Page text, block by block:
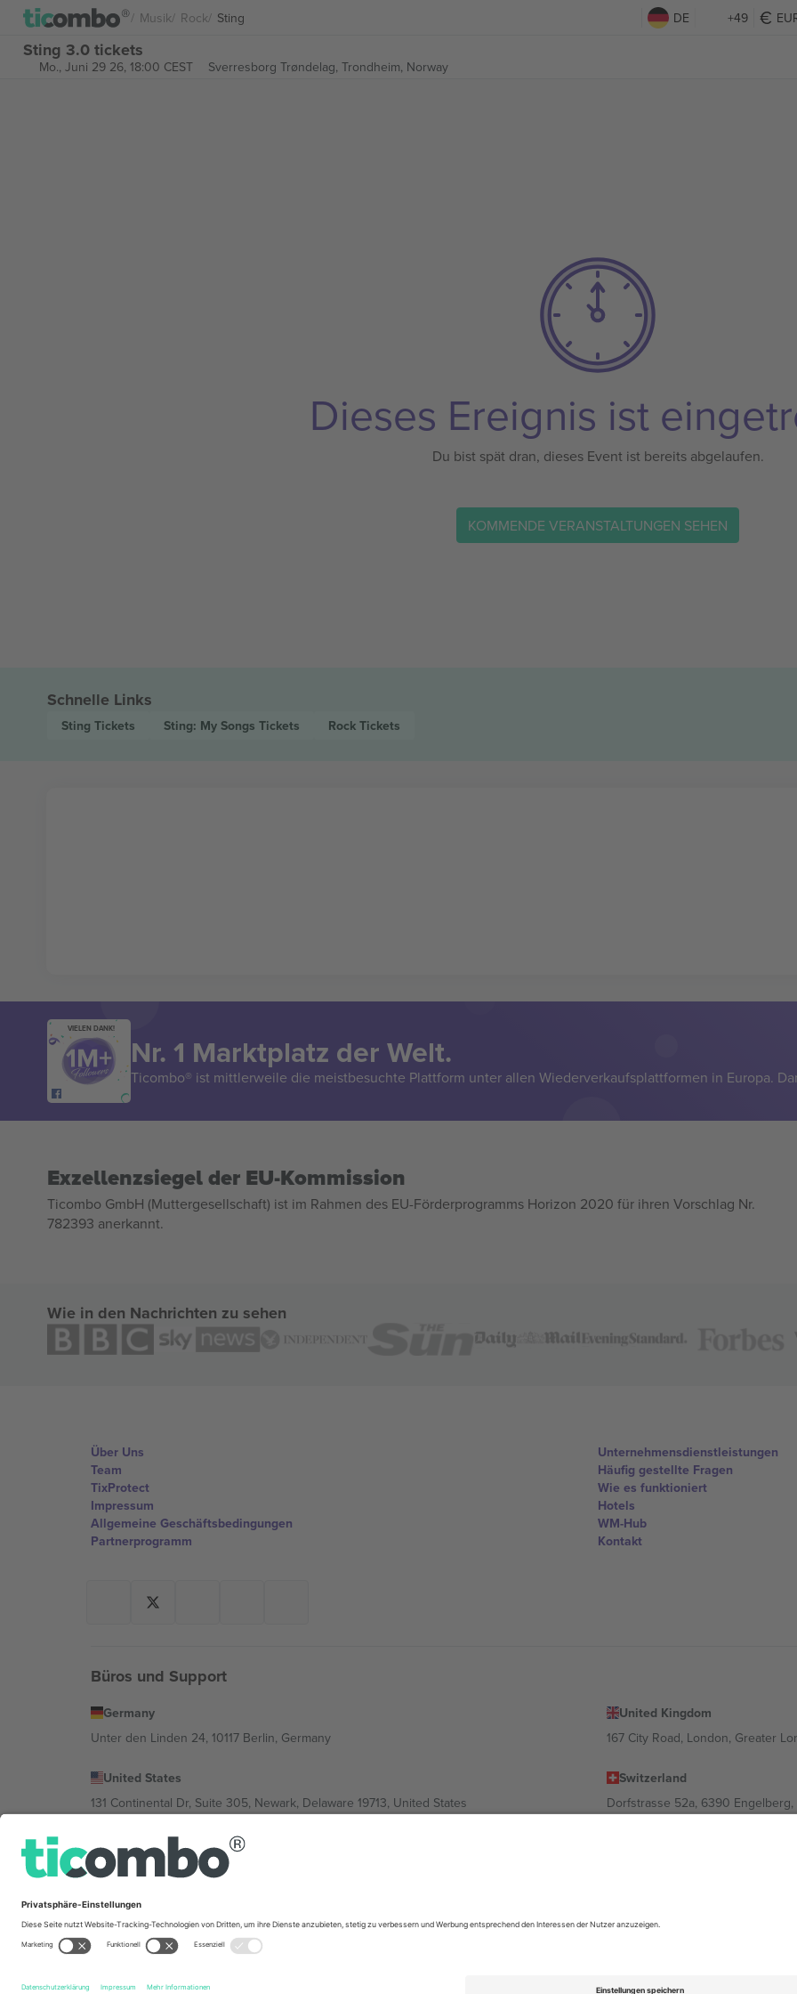
Musik Rock Sting DE +49
Sting 3.0 tickets
Mo., Juni 29 26, 18:00 CEST Sverresborg Trøndelag, Trondheim, Norway
Dieses Ereignis ist
Du bist spät dran, dieses Event ist bereits abgelaufen.
KOMMENDE VERANSTALTUNGEN SEHEN
Schnelle Links
Sting Tickets Sting: My Songs Tickets Rock Tickets
VIELEN DANK!
Nr. 1 Marktplatz der Welt.
Ticombo® ist mittlerweile die meistbesuchte Plattform unter allen Wiederverkaufsplattformen in Europa.
Exzellenzsiegel der EU-Kommission
Ticombo GmbH (Muttergesellschaft) ist im Rahmen des EU-Förderprogramms Horizon 2020 für ihren Vorschlag Nr.
782393 anerkannt.
Wie in den Nachrichten zu sehen
Über Uns
Team
TixProtect
Impressum
Allgemeine Geschäftsbedingungen
Partnerprogramm
Unternehmensdienstleistungen
Häufig gestellte Fragen
Wie es funktioniert
Hotels
WM-Hub
Kontakt
Büros und Support
Germany
Unter den Linden 24, 10117 Berlin, Germany
United Kingdom
167 City Road, London, Greater
United States
131 Continental Dr, Suite 305, Newark, Delaware 19713, United States
Switzerland
Dorfstrasse 52a, 6390 Engelberg,
Bulgaria
Regus Sofia City West, bul Totleben 53-55, 1606 Sofia, Bulgaria
Mexico
Av Chapultepec 360, Roma Norte, Cuauhtémoc, 06700 Ciudad de México, CDMX, Mexico
im Impressum und in den Allgemeinen Geschäftsbedingungen.,
© 2026 Ticombo. Alle Rechte vorbehalten.